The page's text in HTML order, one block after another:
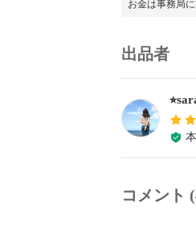
お金は事務局
出品者
コメント